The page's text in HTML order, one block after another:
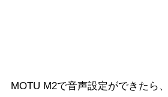
MOTU M2で音声設定ができたら